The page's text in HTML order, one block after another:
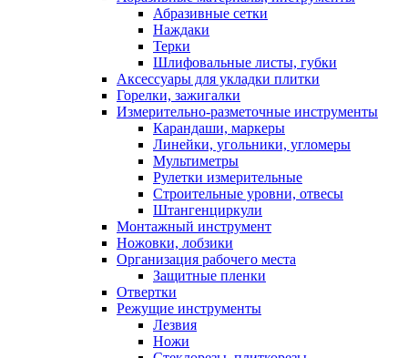
Абразивные сетки
Наждаки
Терки
Шлифовальные листы, губки
Аксессуары для укладки плитки
Горелки, зажигалки
Измерительно-разметочные инструменты
Карандаши, маркеры
Линейки, угольники, угломеры
Мультиметры
Рулетки измерительные
Строительные уровни, отвесы
Штангенциркули
Монтажный инструмент
Ножовки, лобзики
Организация рабочего места
Защитные пленки
Отвертки
Режущие инструменты
Лезвия
Ножи